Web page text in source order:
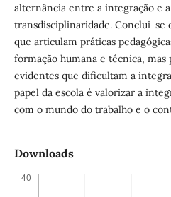
alternância entre a integração e
transdisciplinaridade. Conclui-se
que articulam práticas
formação humana e técnica, mas
evidentes que dificultam a
papel da escola é valorizar a
com o mundo do trabalho e o
Downloads